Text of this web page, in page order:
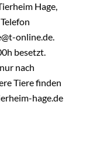
Hage,
online.de.
besetzt.
nach
Tiere finden
hage.de